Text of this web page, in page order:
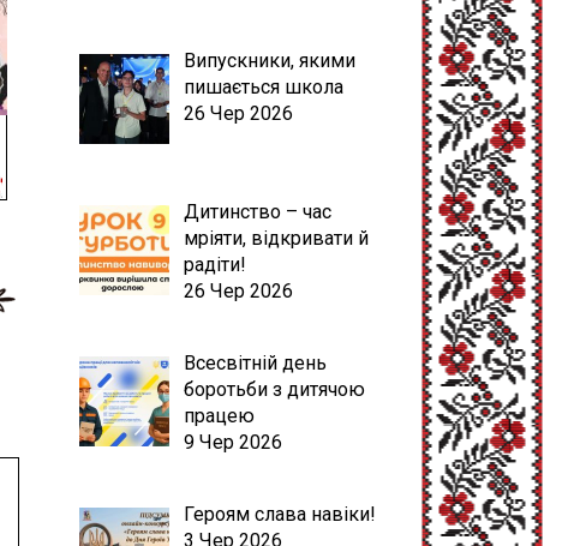
Випускники, якими
пишається школа
26 Чер 2026
Дитинство – час
мріяти, відкривати й
радіти!
26 Чер 2026
Всесвітній день
боротьби з дитячою
працею
9 Чер 2026
Героям слава навіки!
3 Чер 2026